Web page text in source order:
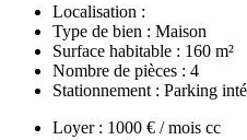
Localisation :
Type de bien : Maison
Surface habitable : 160 m²
Nombre de pièces : 4
Stationnement : Parking
Loyer : 1000 € / mois cc